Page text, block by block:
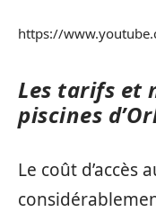
https://
Les tarifs et
piscines
Le coût d’accès